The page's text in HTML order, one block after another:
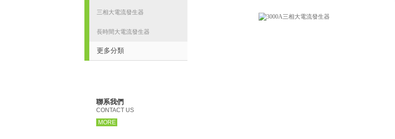
三相大電流發生器
長時間大電流發生器
更多分類
聯系我們
CONTACT US
MORE